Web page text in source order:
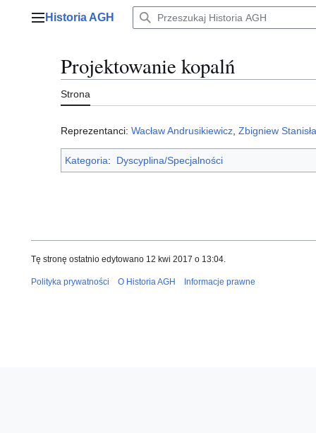
Menu główne
Historia AGH
Projektowanie kopalń
Strona
Reprezentanci: Wacław Andrusikiewicz Zbigniew
Kategoria: Dyscyplina/Specjalności
Tę stronę ostatnio edytowano 12 kwi 2017 o 13:04.
Polityka prywatności O Historia AGH Informacje prawne